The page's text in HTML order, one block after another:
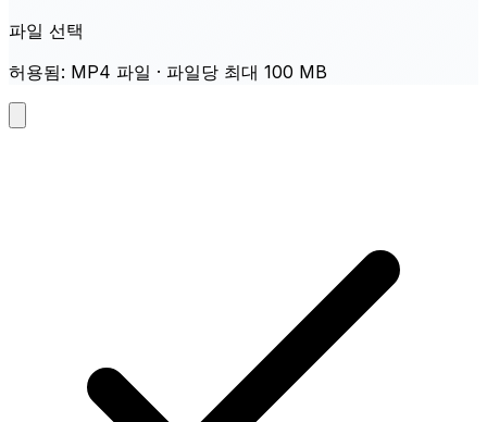
파일 선택
허용됨: MP4 파일 · 파일당 최대 100 MB